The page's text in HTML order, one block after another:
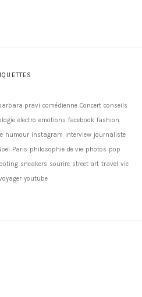
pravi comédienne Concert conseils
electro emotions facebook fashion
humour instagram interview journaliste
Paris philosophie de vie photos pop
sneakers sourire street art travel vie
youtube